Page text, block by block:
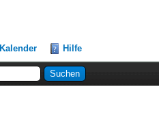
Kalender Hilfe